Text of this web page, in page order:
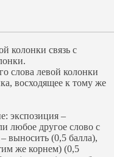
колонки связь с
слова левой колонки
восходящее к тому же
экспозиция –
любое другое слово с
выносить (0,5 балла),
же корнем) (0,5